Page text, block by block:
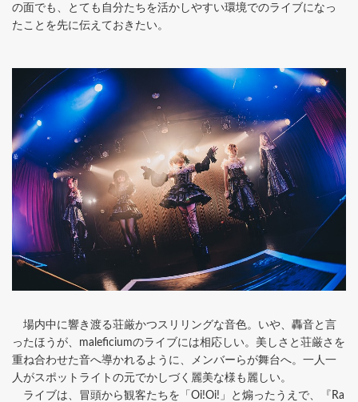
の面でも、とても自分たちを活かしやすい環境でのライブになっ
たことを先に伝えておきたい。
場内中に響き渡る荘厳かつスリリングな音色。いや、轟音と言
ったほうが、maleficiumのライブには相応しい。美しさと荘厳さを
重ね合わせた音へ導かれるように、メンバーらが舞台へ。一人一
人がスポットライトの元でかしづく麗美な様も麗しい。
ライブは、冒頭から観客たちを「Oi!Oi!」と煽ったうえで、『Ra